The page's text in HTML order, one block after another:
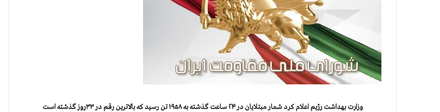
وزارت بهداشت رژیم اعلام کرد شمار مبتلایان در ۲۴ ساعت گذشته به ۱۹۵۸ تن رسید که بالاترین رقم در ۳۳روز گذشته است